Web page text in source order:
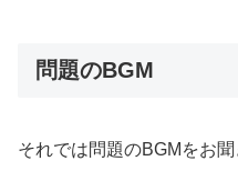
問題のBGM
それでは問題のBGMをお聞